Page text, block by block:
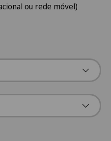
ou rede móvel)